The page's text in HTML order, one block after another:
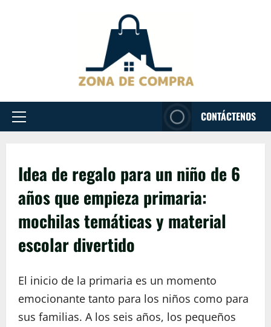
Menu
CONTÁCTENOS
Idea de regalo para un niño de 6
años que empieza primaria:
mochilas temáticas y material
escolar divertido
El inicio de la primaria es un momento
emocionante tanto para los niños como para
sus familias. A los seis años, los pequeños